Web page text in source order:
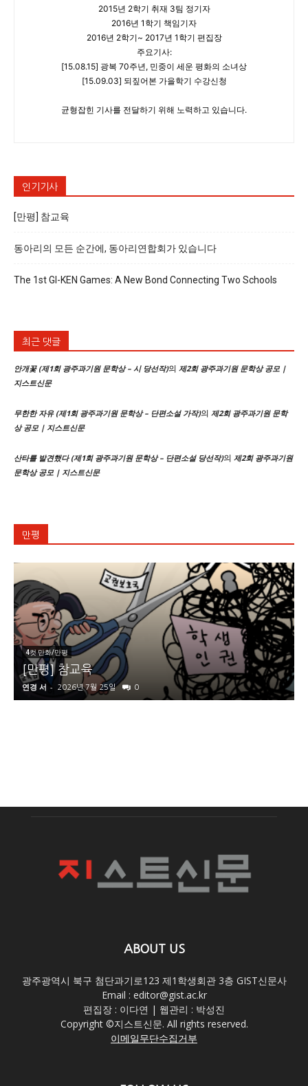
2015년 2학기 취재 3팀 정기자
2016년 1학기 책임기자
2016년 2학기~ 2017년 1학기 편집장
주요기사:
[15.08.15] 광복 70주년, 민중이 세운 평화의 소녀상
[15.09.03] 되짚어본 가을학기 수강신청
균형잡힌 기사를 전달하기 위해 노력하고 있습니다.
인기기사
[만평] 참교육
동아리의 모든 순간에, 동아리연합회가 있습니다
The 1st GI-KEN Games: A New Bond Connecting Two Schools
최근 댓글
안개꽃 (제1회 광주과기원 문학상 – 시 당선작)의 제2회 광주과기원 문학상 공모 |
지스트신문
무한한 자유 (제1회 광주과기원 문학상 – 단편소설 가작)의 제2회 광주과기원 문학
상 공모 | 지스트신문
산타를 발견했다 (제1회 광주과기원 문학상 – 단편소설 당선작)의 제2회 광주과기원
문학상 공모 | 지스트신문
만평
4컷 만화/만평
[만평] 참교육
연경 서 - 2026년 7월 25일 0
ABOUT US
광주광역시 북구 첨단과기로123 제1학생회관 3층 GIST신문사
Email : editor@gist.ac.kr
편집장 : 이다연 | 웹관리 : 박성진
Copyright ©지스트신문. All rights reserved.
이메일무단수집거부